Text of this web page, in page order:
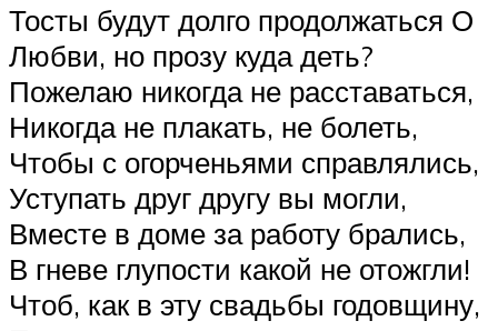
Тосты будут долго продолжаться О
Любви, но прозу куда деть?
Пожелаю никогда не расставаться,
Никогда не плакать, не болеть,
Чтобы с огорченьями справлялись,
Уступать друг другу вы могли,
Вместе в доме за работу брались,
В гневе глупости какой не отожгли!
Чтоб, как в эту свадьбы годовщину,